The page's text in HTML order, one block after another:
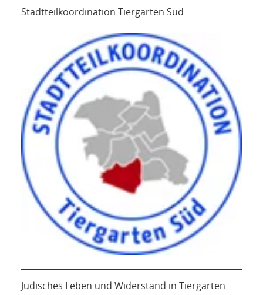
Stadtteilkoordination Tiergarten Süd
Jüdisches Leben und Widerstand in Tiergarten